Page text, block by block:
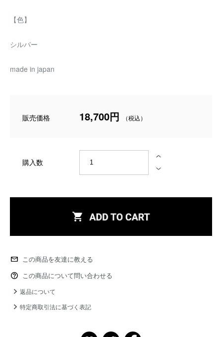
【色】
シルバー
made in japan
販売価格 18,700円
購入数
この商品を友達に教える
この商品について問い合わせる
返品について
特定商取引法に基づく表記